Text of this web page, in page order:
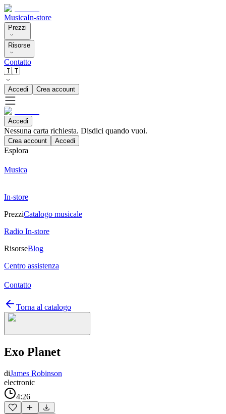
MusicaIn-store
Prezzi
Risorse
Contatto
🇮🇹
Accedi Crea account
Accedi
Nessuna carta richiesta. Disdici quando vuoi.
Crea account Accedi
Esplora
Musica
In-store
PrezziCatalogo musicale
Radio In-store
RisorseBlog
Centro assistenza
Contatto
Torna al catalogo
Exo Planet
diJames Robinson
electronic
4:26